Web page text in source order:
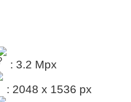
: 3.2 Mpx
: 2048 x 1536 px